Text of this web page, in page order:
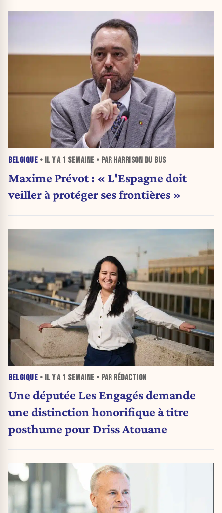
BELGIQUE • IL Y A 1 SEMAINE • PAR HARRISON DU BUS
Maxime Prévot : « L'Espagne doit
veiller à protéger ses frontières »
BELGIQUE • IL Y A 1 SEMAINE • PAR RÉDACTION
Une députée Les Engagés demande
une distinction honorifique à titre
posthume pour Driss Atouane